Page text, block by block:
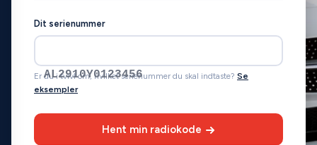
Dit serienummer
AL2910Y0123456
Er du i tvivl om, hvilket serienummer du skal indtaste? Se
eksempler
Hent min radiokode